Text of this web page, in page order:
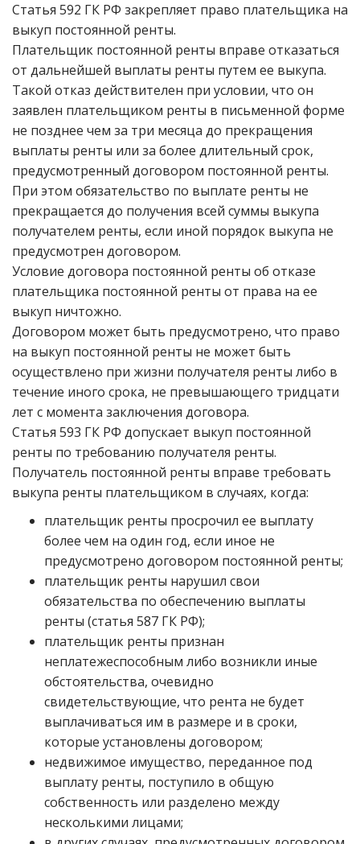
Статья 592 ГК РФ закрепляет право плательщика на
выкуп постоянной ренты.
Плательщик постоянной ренты вправе отказаться
от дальнейшей выплаты ренты путем ее выкупа.
Такой отказ действителен при условии, что он
заявлен плательщиком ренты в письменной форме
не позднее чем за три месяца до прекращения
выплаты ренты или за более длительный срок,
предусмотренный договором постоянной ренты.
При этом обязательство по выплате ренты не
прекращается до получения всей суммы выкупа
получателем ренты, если иной порядок выкупа не
предусмотрен договором.
Условие договора постоянной ренты об отказе
плательщика постоянной ренты от права на ее
выкуп ничтожно.
Договором может быть предусмотрено, что право
на выкуп постоянной ренты не может быть
осуществлено при жизни получателя ренты либо в
течение иного срока, не превышающего тридцати
лет с момента заключения договора.
Статья 593 ГК РФ допускает выкуп постоянной
ренты по требованию получателя ренты.
Получатель постоянной ренты вправе требовать
выкупа ренты плательщиком в случаях, когда:
плательщик ренты просрочил ее выплату
более чем на один год, если иное не
предусмотрено договором постоянной ренты;
плательщик ренты нарушил свои
обязательства по обеспечению выплаты
ренты (статья 587 ГК РФ);
плательщик ренты признан
неплатежеспособным либо возникли иные
обстоятельства, очевидно
свидетельствующие, что рента не будет
выплачиваться им в размере и в сроки,
которые установлены договором;
недвижимое имущество, переданное под
выплату ренты, поступило в общую
собственность или разделено между
несколькими лицами;